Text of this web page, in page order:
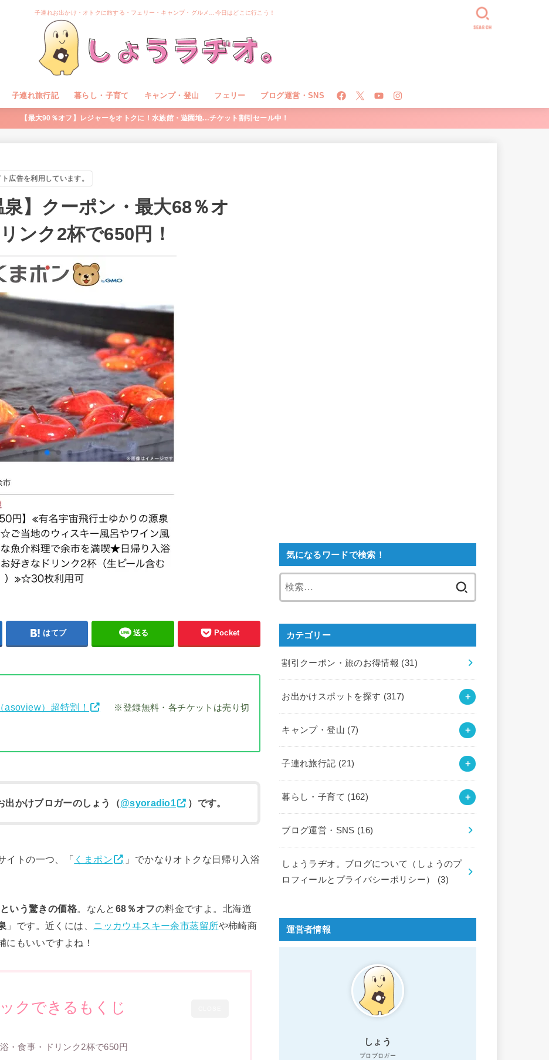
子連れお出かけ・オトクに旅する・フェリー・キャンプ・グルメ…今日はどこに行こう！
子連れ旅行記 暮らし・子育て キャンプ・登山 フェリー ブログ運営・SNS
SEARCH
【最大90％オフ】レジャーをオトクに！水族館・遊園地…チケット割引セール中！
広告を利用しています。
泉】クーポン・最大68％オ
ンク2杯で650円！
はてブ 送る Pocket
asoview）超特割！
※登録無料・各チケットは売り切
出かけブロガーのしょう（@syoradio1 ）です。
イトの一つ、「 くまポン
」でかなりオトクな日帰り入浴
いう驚きの価格。なんと 68％オフの料金ですよ。北海道
」です。近くには、 ニッカウヰスキー余市蒸留所や柿崎商
にもいいですよね！
クできるもくじ
・食事・ドリンク2杯で650円
気になるワードで検索！
カテゴリー
割引クーポン・旅のお得情報 (31)
お出かけスポットを探す (317)
キャンプ・登山 (7)
子連れ旅行記 (21)
暮らし・子育て (162)
ブログ運営・SNS (16)
しょうラヂオ。ブログについて（しょうのプ
ロフィールとプライバシーポリシー） (3)
運営者情報
しょう
プロブロガー